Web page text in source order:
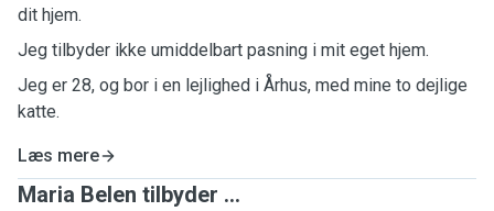
dit hjem.
Jeg tilbyder ikke umiddelbart pasning i mit eget hjem.
Jeg er 28, og bor i en lejlighed i Århus, med mine to dejlige
katte.
Læs mere
Maria Belen tilbyder ...